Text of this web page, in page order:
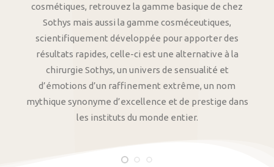
cosmétiques, retrouvez la gamme basique de chez
Sothys mais aussi la gamme cosméceutiques,
scientifiquement développée pour apporter des
résultats rapides, celle-ci est une alternative à la
chirurgie Sothys, un univers de sensualité et
d’émotions d’un raffinement extrême, un nom
mythique synonyme d’excellence et de prestige dans
les instituts du monde entier.